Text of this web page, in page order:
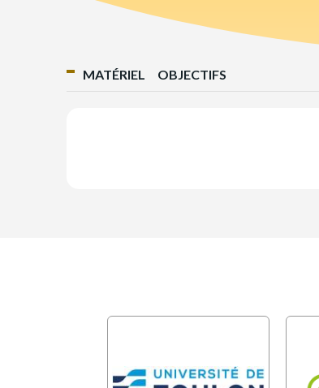
MATÉRIEL OBJECTIFS